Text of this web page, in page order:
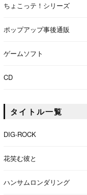
ちょこっテ！シリーズ
ポップアップ事後通販
ゲームソフト
CD
タイトル一覧
DIG-ROCK
花笑む彼と
ハンサムロンダリング